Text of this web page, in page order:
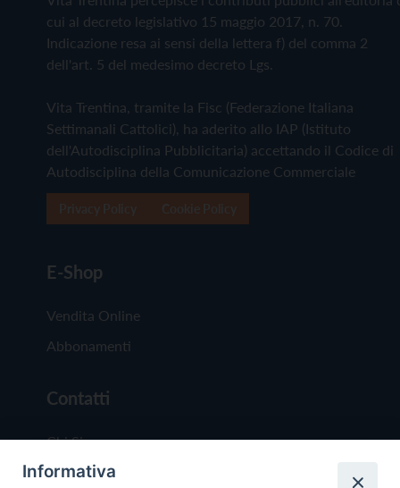
cui al decreto legislativo 15 maggio 2017, n. 70.
Indicazione resa ai sensi della lettera f) del comma 2
dell'art. 5 del medesimo decreto Lgs.
Vita Trentina, tramite la Fisc (Federazione Italiana
Settimanali Cattolici), ha aderito allo IAP (Istituto
dell'Autodisciplina Pubblicitaria) accettando il Codice di
Autodisciplina della Comunicazione Commerciale
E-Shop
Vendita Online
Abbonamenti
Contatti
Chi Siamo
Redazione
Informativa